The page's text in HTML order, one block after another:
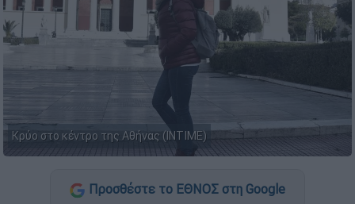
Κρύο στο κέντρο της Αθήνας (ΙΝΤΙΜΕ)
Προσθέστε το ΕΘΝΟΣ στη Google